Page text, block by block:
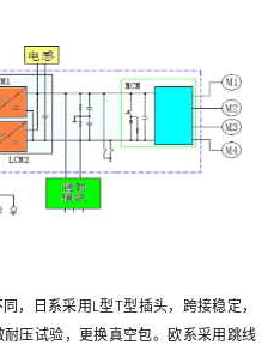
，日系采用L型T型插头，跨接稳定，
压试验，更换真空包。欧系采用跳线